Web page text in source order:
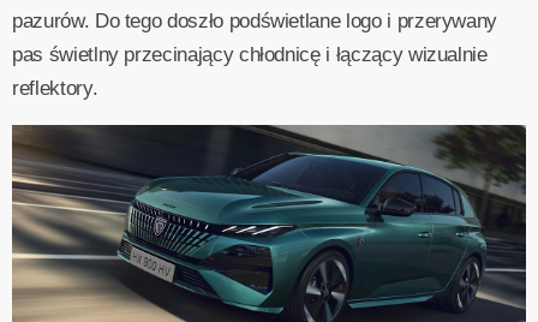
pazurów. Do tego doszło podświetlane logo i przerywany
pas świetlny przecinający chłodnicę i łączący wizualnie
reflektory.